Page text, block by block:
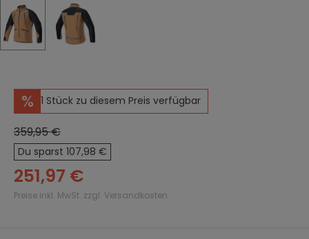
% 1 Stück zu diesem Preis verfügbar
359,95 €
Du sparst 107,98 €
251,97 €
Preise inkl. MwSt. zzgl. Versandkosten